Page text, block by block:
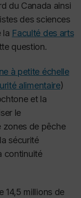
du Canada ainsi
des sciences
la Faculté des arts
question.
à petite échelle
alimentaire)
et la
le
zones de pêche
sécurité
continuité
14,5 millions de